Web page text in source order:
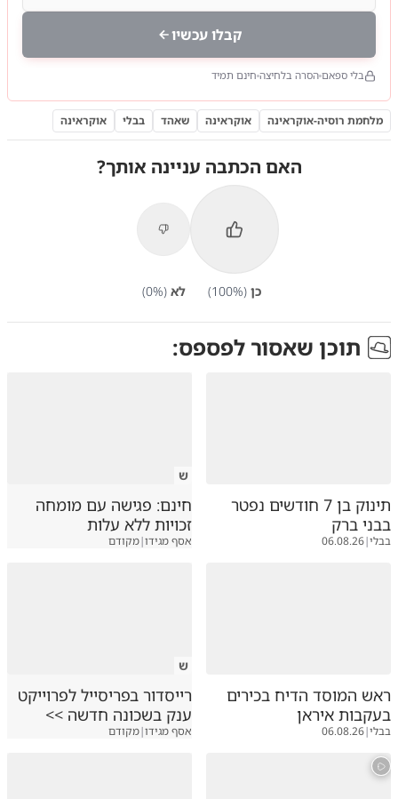
קבלו עכשיו
בלי ספאם הסרה בלחיצה חינם תמיד
מלחמת רוסיה-אוקראינה אוקראינה שאהד בבלי אוקראינה
האם הכתבה עניינה אותך?
כן (
100%) לא (
0%)
תוכן שאסור לפספס:
תינוק בן 7 חודשים נפטר
בבני ברק
בבלי|
06.08.26
ש
חינם: פגישה עם מומחה
זכויות ללא עלות
אסף מגידו|מקודם
ראש המוסד הדיח בכירים
בעקבות איראן
בבלי|
06.08.26
ש
רייסדור בפריסייל לפרוייקט
ענק בשכונה חדשה >>
אסף מגידו|מקודם